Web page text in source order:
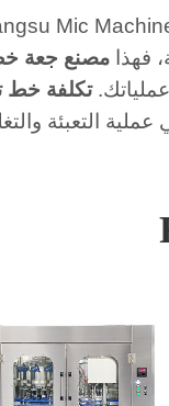
فهذامصنع جعة
عملياتك.تكلفة خط